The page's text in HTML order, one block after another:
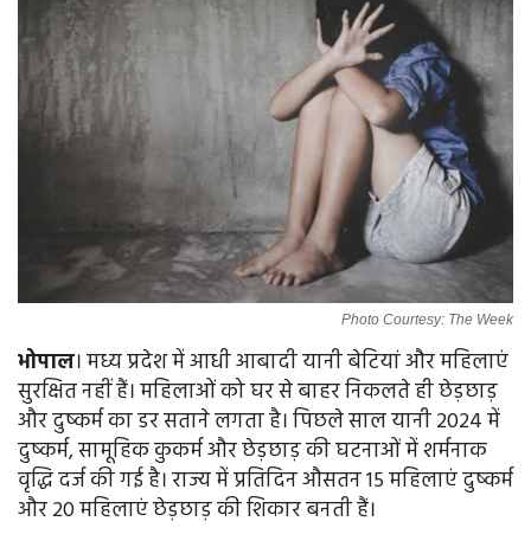
Photo Courtesy: The Week
भोपाल। मध्य प्रदेश में आधी आबादी यानी बेटियां और महिलाएं
सुरक्षित नहीं हैं। महिलाओं को घर से बाहर निकलते ही छेड़छाड़
और दुष्कर्म का डर सताने लगता है। पिछले साल यानी 2024 में
दुष्कर्म, सामूहिक कुकर्म और छेड़छाड़ की घटनाओं में शर्मनाक
वृद्धि दर्ज की गई है। राज्य में प्रतिदिन औसतन 15 महिलाएं दुष्कर्म
और 20 महिलाएं छेड़छाड़ की शिकार बनती हैं।